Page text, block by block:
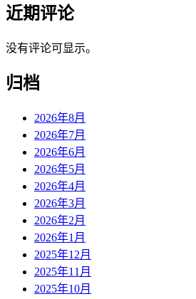
近期评论
没有评论可显示。
归档
2026年8月
2026年7月
2026年6月
2026年5月
2026年4月
2026年3月
2026年2月
2026年1月
2025年12月
2025年11月
2025年10月